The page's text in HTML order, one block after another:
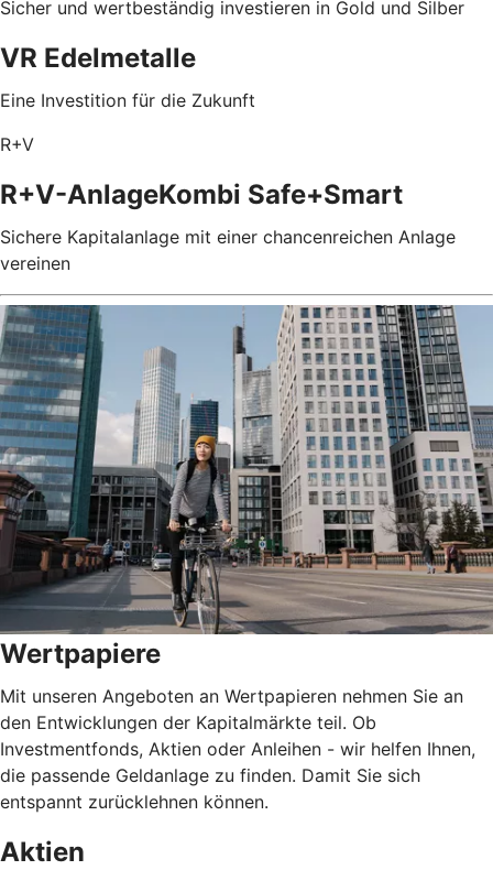
Sicher und wertbeständig investieren in Gold und Silber
VR Edelmetalle
Eine Investition für die Zukunft
R+V
R+V-AnlageKombi Safe+Smart
Sichere Kapitalanlage mit einer chancenreichen Anlage
vereinen
Wertpapiere
Mit unseren Angeboten an Wertpapieren nehmen Sie an
den Entwicklungen der Kapitalmärkte teil. Ob
Investmentfonds, Aktien oder Anleihen - wir helfen Ihnen,
die passende Geldanlage zu finden. Damit Sie sich
entspannt zurücklehnen können.
Aktien